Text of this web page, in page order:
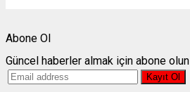
Abone Ol
Güncel haberler almak için abone olun